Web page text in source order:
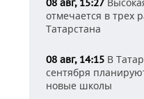
08 авг, 15:27
отмечается в трех
Татарстана
08 авг, 14:15 В
сентября
новые школы